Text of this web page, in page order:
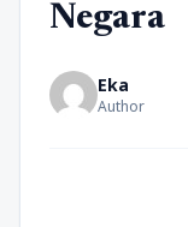
Negara
Eka
Author